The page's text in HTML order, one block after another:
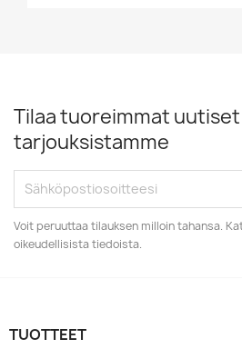
Tilaa tuoreimmat
tarjouksistamme
Voit peruuttaa tilauksen milloin tahansa.
oikeudellisista tiedoista.
TUOTTEET